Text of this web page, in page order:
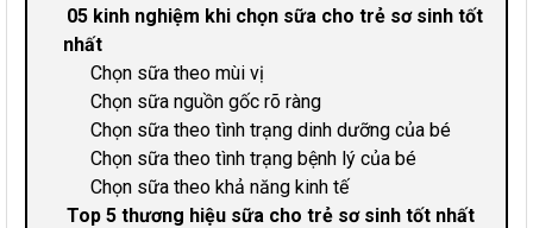
05 kinh nghiệm khi chọn sữa cho trẻ sơ sinh tốt
nhất
Chọn sữa theo mùi vị
Chọn sữa nguồn gốc rõ ràng
Chọn sữa theo tình trạng dinh dưỡng của bé
Chọn sữa theo tình trạng bệnh lý của bé
Chọn sữa theo khả năng kinh tế
Top 5 thương hiệu sữa cho trẻ sơ sinh tốt nhất